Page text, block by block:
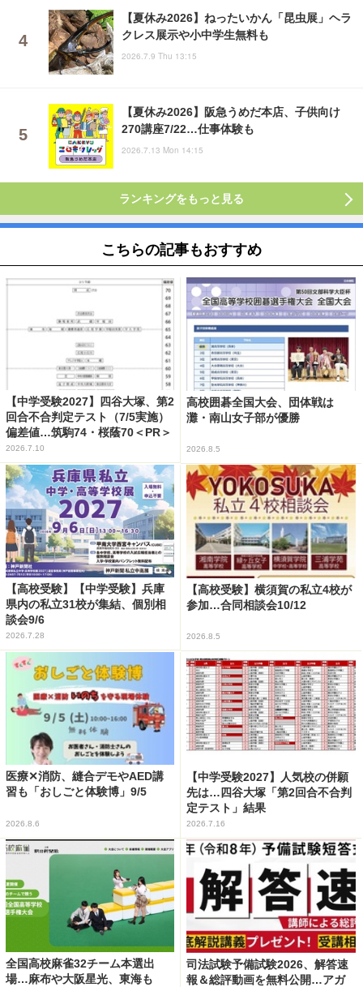
【夏休み2026】ねったいかん「昆虫展」ヘラ
クレス展示や小中学生無料も
2026.7.9 Thu 13:15
【夏休み2026】阪急うめだ本店、子供向け
270講座7/22…仕事体験も
2026.7.13 Mon 14:15
ランキングをもっと見る
こちらの記事もおすすめ
【中学受験2027】四谷大塚、第2
回合不合判定テスト（7/5実施）
偏差値…筑駒74・桜蔭70＜PR＞
2026.7.10
高校囲碁全国大会、団体戦は
灘・南山女子部が優勝
2026.8.5
【高校受験】【中学受験】兵庫
県内の私立31校が集結、個別相
談会9/6
2026.7.28
【高校受験】横須賀の私立4校が
参加…合同相談会10/12
2026.8.5
医療✕消防、縫合デモやAED講
習も「おしごと体験博」9/5
2026.8.6
【中学受験2027】人気校の併願
先は…四谷大塚「第2回合不合判
定テスト」結果
2026.7.16
全国高校麻雀32チーム本選出
場…麻布や大阪星光、東海も
司法試験予備試験2026、解答速
報＆総評動画を無料公開…アガ